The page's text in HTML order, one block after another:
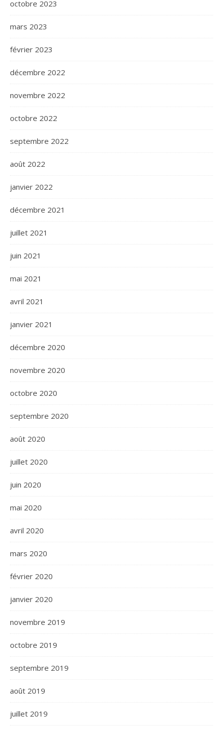
octobre 2023
mars 2023
février 2023
décembre 2022
novembre 2022
octobre 2022
septembre 2022
août 2022
janvier 2022
décembre 2021
juillet 2021
juin 2021
mai 2021
avril 2021
janvier 2021
décembre 2020
novembre 2020
octobre 2020
septembre 2020
août 2020
juillet 2020
juin 2020
mai 2020
avril 2020
mars 2020
février 2020
janvier 2020
novembre 2019
octobre 2019
septembre 2019
août 2019
juillet 2019